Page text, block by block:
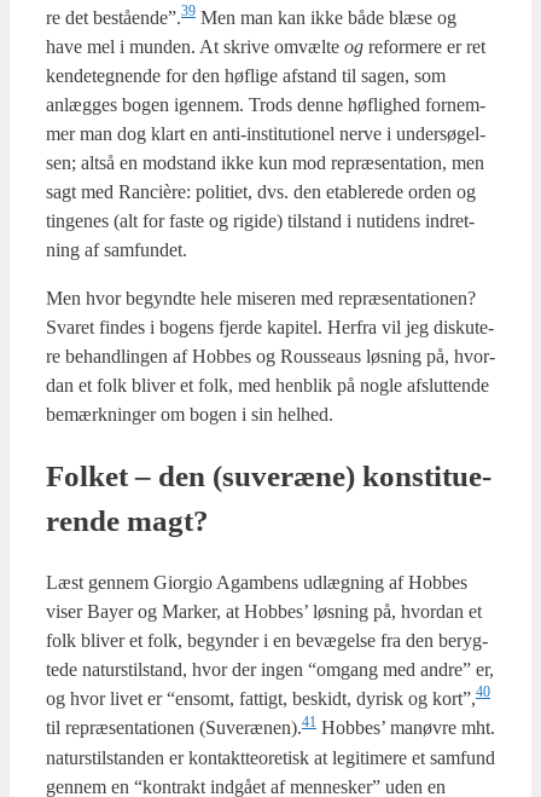
re det bestående”.39 Men man kan ikke både blæ­se og
have mel i mun­den. At skri­ve omvæl­te og refor­me­re er ret
ken­de­teg­nen­de for den høfli­ge afstand til sagen, som
anlæg­ges bogen igen­nem. Trods den­ne høflig­hed for­nem­
mer man dog klart en anti-insti­tu­tio­nel ner­ve i under­sø­gel­
sen; alt­så en mod­stand ikke kun mod repræ­sen­ta­tion, men
sagt med Ran­cière: poli­ti­et, dvs. den etab­le­re­de orden og
tin­ge­nes (alt for faste og rigi­de) til­stand i nuti­dens indret­
ning af sam­fun­det.
Men hvor begynd­te hele mise­ren med repræ­sen­ta­tio­nen?
Sva­ret fin­des i bogens fjer­de kapi­tel. Her­fra vil jeg dis­ku­te­
re behand­lin­gen af Hob­bes og Rous­seaus løs­ning på, hvor­
dan et folk bli­ver et folk, med hen­blik på nog­le afslut­ten­de
bemærk­nin­ger om bogen i sin hel­hed.
Fol­ket – den (suveræ­ne) kon­sti­tu­e­
ren­de magt?
Læst gen­nem Gio­r­gio Agam­bens udlæg­ning af Hob­bes
viser Bay­er og Mar­ker, at Hob­bes’ løs­ning på, hvor­dan et
folk bli­ver et folk, begyn­der i en bevæ­gel­se fra den beryg­
te­de naturstil­stand, hvor der ingen “omgang med andre” er,
og hvor livet er “ensomt, fat­tigt, beskidt, dyrisk og kort”,40
til repræ­sen­ta­tio­nen (Suverænen).41 Hob­bes’ manøv­re mht.
naturstil­stan­den er kon­takt­te­o­re­tisk at legi­ti­me­re et sam­fund
gen­nem en “kon­trakt ind­gå­et af men­ne­sker” uden en